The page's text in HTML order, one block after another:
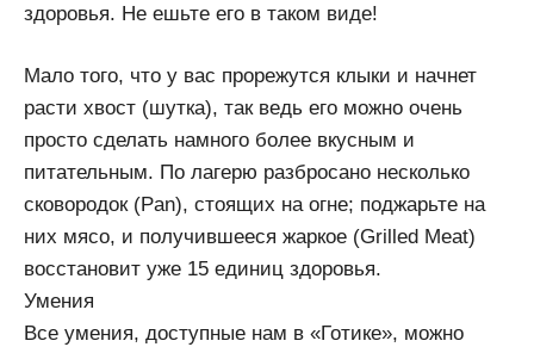
здоровья. Не ешьте его в таком виде!
Мало того, что у вас прорежутся клыки и начнет
расти хвост (шутка), так ведь его можно очень
просто сделать намного более вкусным и
питательным. По лагерю разбросано несколько
сковородок (Pan), стоящих на огне; поджарьте на
них мясо, и получившееся жаркое (Grilled Meat)
восстановит уже 15 единиц здоровья.
Умения
Все умения, доступные нам в «Готике», можно